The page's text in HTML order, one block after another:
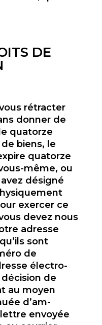
DE
rétracter
donner de
qua­torze
biens, le
quatorze
même, ou
désigné
exercer ce
devez nous
adresse
sont
de
électro­
de
au moyen
d’am­
envoyée